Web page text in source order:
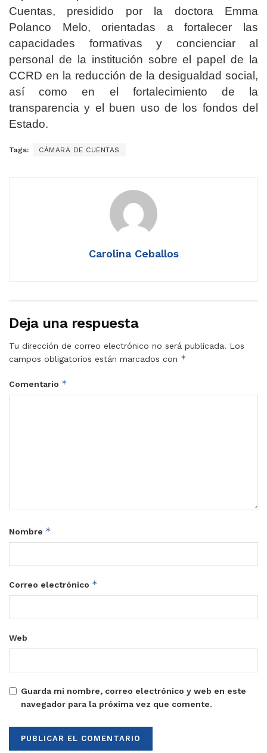
Cuentas, presidido por la doctora Emma
Polanco Melo, orientadas a fortalecer las
capacidades formativas y concienciar al
personal de la institución sobre el papel de la
CCRD en la reducción de la desigualdad social,
así como en el fortalecimiento de la
transparencia y el buen uso de los fondos del
Estado.
Tags: CÁMARA DE CUENTAS
Carolina Ceballos
Deja una respuesta
Tu dirección de correo electrónico no será publicada. Los
campos obligatorios están marcados con *
Comentario *
Nombre *
Correo electrónico *
Web
Guarda mi nombre, correo electrónico y web en este
navegador para la próxima vez que comente.